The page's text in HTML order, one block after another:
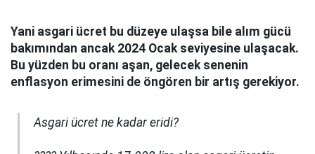
Yani asgari ücret bu düzeye ulaşsa bile alım gücü
bakımından ancak 2024 Ocak seviyesine ulaşacak.
Bu yüzden bu oranı aşan, gelecek senenin
enflasyon erimesini de öngören bir artış gerekiyor.
Asgari ücret ne kadar eridi?